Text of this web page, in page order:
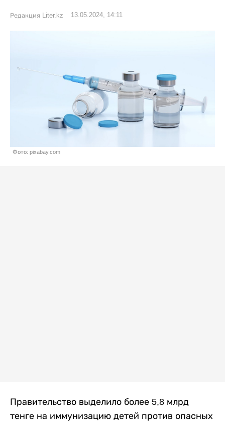
Редакция Liter.kz 13.05.2024, 14:11
Фото: pixabay.com
Правительство выделило более 5,8 млрд
тенге на иммунизацию детей против опасных